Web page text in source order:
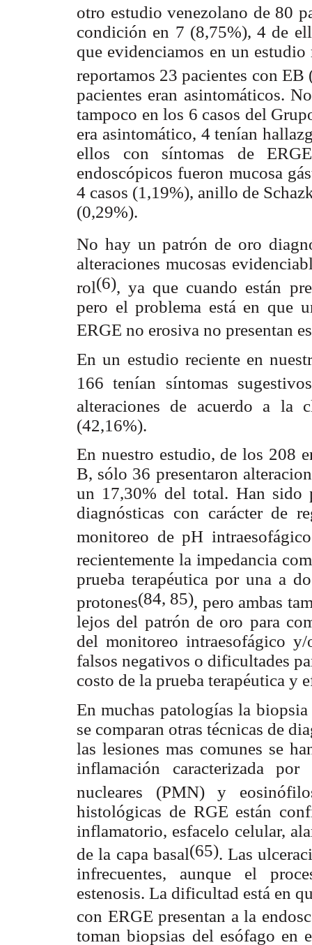
otro estudio venezolano de 80
condición en 7 (8,75%), 4 de
que evidenciamos en un
reportamos 23 pacientes con EB
pacientes eran asintomáticos.
tampoco en los 6 casos del
era asintomático, 4 tenían
ellos con síntomas de
endoscópicos fueron mucosa
4 casos (1,19%), anillo de
(0,29%).
No hay un patrón de oro
alteraciones mucosas
rol(6), ya que cuando están
pero el problema está en que
ERGE no erosiva no presentan
En un estudio reciente en
166 tenían síntomas
alteraciones de acuerdo a la
(42,16%).
En nuestro estudio, de los 208
B, sólo 36 presentaron
un 17,30% del total. Han sido
diagnósticas con carácter de
monitoreo de pH
recientemente la impedancia
prueba terapéutica por una a
protones(84, 85), pero ambas
lejos del patrón de oro para
del monitoreo intraesofágico
falsos negativos o dificultades
costo de la prueba terapéutica y
En muchas patologías la
se comparan otras técnicas de
las lesiones mas comunes se
inflamación caracterizada
nucleares (PMN) y
histológicas de RGE están
inflamatorio, esfacelo celular,
de la capa basal(65). Las
infrecuentes, aunque el
estenosis. La dificultad está en
con ERGE presentan a la
toman biopsias del esófago en